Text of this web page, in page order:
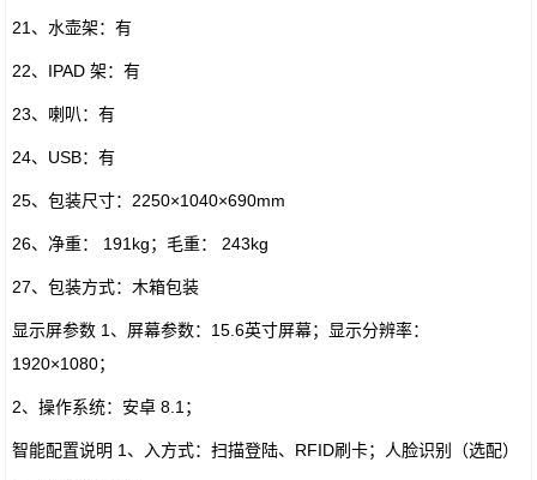
21、水壶架：有
22、IPAD 架：有
23、喇叭：有
24、USB：有
25、包装尺寸：2250×1040×690mm
26、净重： 191kg；毛重： 243kg
27、包装方式：木箱包装
显示屏参数 1、屏幕参数：15.6英寸屏幕；显示分辨率：
1920×1080；
2、操作系统：安卓 8.1；
智能配置说明 1、入方式：扫描登陆、RFID刷卡；人脸识别（选配）